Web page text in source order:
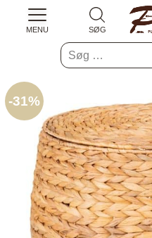
Søg
efter:
MENU SØG
-31%